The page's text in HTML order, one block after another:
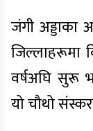
जंगी अड्डाका
जिल्लाहरूमा
वर्षअघि सुरू
यो चौथो